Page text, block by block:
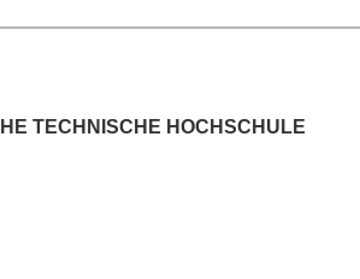
TECHNISCHE HOCHSCHULE